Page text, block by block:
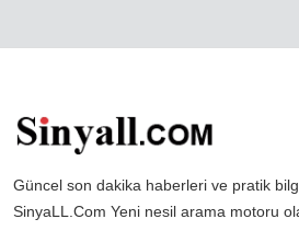
Güncel son dakika haberleri ve pratik
SinyaLL.Com Yeni nesil arama motoru